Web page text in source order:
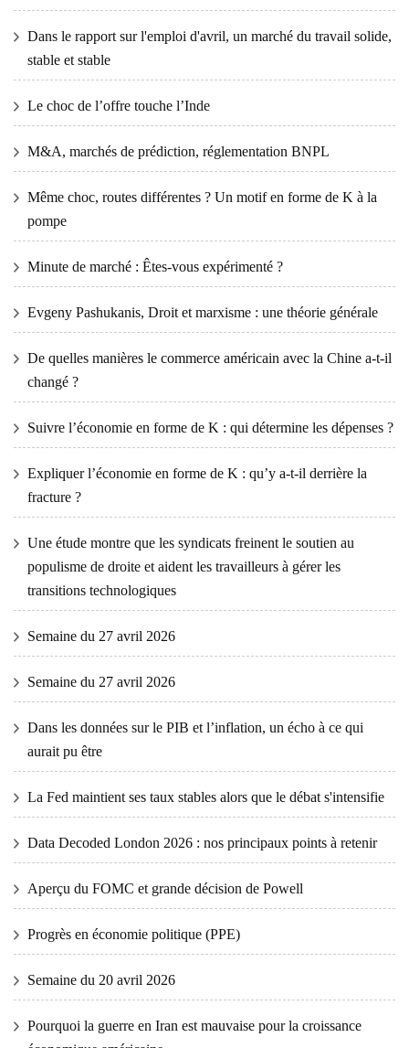
Dans le rapport sur l'emploi d'avril, un marché du travail solide,
stable et stable
Le choc de l’offre touche l’Inde
M&A, marchés de prédiction, réglementation BNPL
Même choc, routes différentes ? Un motif en forme de K à la
pompe
Minute de marché : Êtes-vous expérimenté ?
Evgeny Pashukanis, Droit et marxisme : une théorie générale
De quelles manières le commerce américain avec la Chine a-t-il
changé ?
Suivre l’économie en forme de K : qui détermine les dépenses ?
Expliquer l’économie en forme de K : qu’y a-t-il derrière la
fracture ?
Une étude montre que les syndicats freinent le soutien au
populisme de droite et aident les travailleurs à gérer les
transitions technologiques
Semaine du 27 avril 2026
Semaine du 27 avril 2026
Dans les données sur le PIB et l’inflation, un écho à ce qui
aurait pu être
La Fed maintient ses taux stables alors que le débat s'intensifie
Data Decoded London 2026 : nos principaux points à retenir
Aperçu du FOMC et grande décision de Powell
Progrès en économie politique (PPE)
Semaine du 20 avril 2026
Pourquoi la guerre en Iran est mauvaise pour la croissance